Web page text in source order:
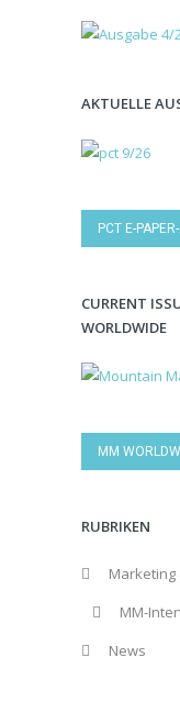
AKTUELLE
PCT E-
CURRENT
WORLDWIDE
MM
RUBRIKEN
Marketing
MM-
News